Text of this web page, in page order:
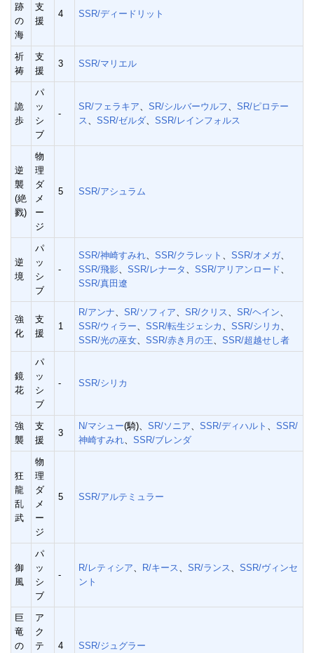
跡
の
海
支
援
4 SSR/ディードリット
祈
祷
支
援
3 SSR/マリエル
詭
歩
パ
ッ
シ
ブ
-
SR/フェラキア SR/シルバーウルフ
SR/ピロテー
ス
SSR/ゼルダ SSR/レインフォルス
逆
襲
(絶
戮)
物
理
ダ
メ
ー
ジ
5 SSR/アシュラム
逆
境
パ
ッ
シ
ブ
-
SSR/神崎すみれ SSR/クラレット SSR/オメガ、
SSR/飛影
SSR/レナータ SSR/アリアンロード
SSR/真田遼
強
化
支
援
1
R/アンナ SR/ソフィア SR/クリス SR/ヘイン
SSR/ウィラー
SSR/転生ジェシカ SSR/シリカ
SSR/光の巫女
SSR/赤き月の王 SSR/超越せし者
鏡
花
パ
ッ
シ
ブ
- SSR/シリカ
強
襲
支
援
3
N/マシュー(騎)、 SR/ソニア SSR/ディハルト
SSR/
神崎すみれ
SSR/ブレンダ
狂
龍
乱
武
物
理
ダ
メ
ー
ジ
5 SSR/アルテミュラー
御
風
パ
ッ
シ
ブ
-
R/レティシア R/キース SR/ランス
SSR/ヴィンセ
ント
巨
竜
の
ア
ク
テ
4 SSR/ジュグラー